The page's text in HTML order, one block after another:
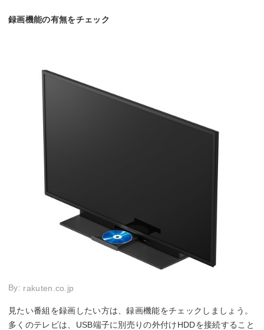
録画機能の有無をチェック
By: rakuten.co.jp
見たい番組を録画したい方は、録画機能をチェックしましょう。
多くのテレビは、USB端子に別売りの外付けHDDを接続すること